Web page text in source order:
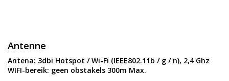
Antenne
Antena: 3dbi Hotspot / Wi-Fi (IEEE802.11b / g / n), 2,4 Ghz
WIFI-bereik: geen obstakels 300m Max.